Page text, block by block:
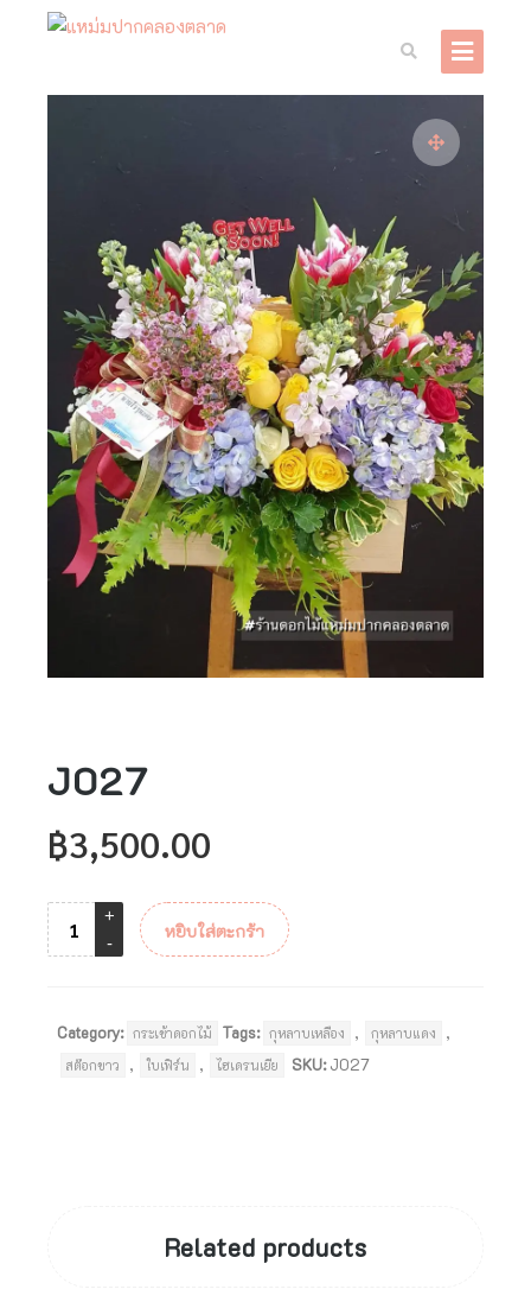
J027
฿3,500.00
หยิบใส่ตะกร้า
Category: กระเช้าดอกไม้ Tags: กุหลาบเหลือง , กุหลาบแดง ,
สต๊อกขาว , ใบเฟิร์น , ไฮเดรนเยีย SKU:J027
Related products